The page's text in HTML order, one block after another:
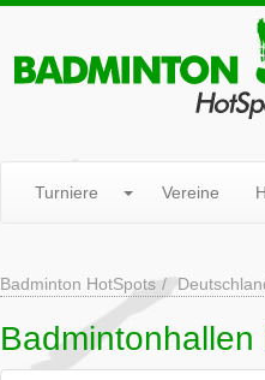
Turniere Vereine
Badminton HotSpots